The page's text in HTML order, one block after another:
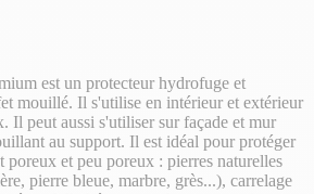
est un protecteur hydrofuge et
mouillé. Il s'utilise en intérieur et extérieur
Il peut aussi s'utiliser sur façade et mur
au support. Il est idéal pour protéger
poreux et peu poreux : pierres naturelles
pierre bleue, marbre, grès...), carrelage